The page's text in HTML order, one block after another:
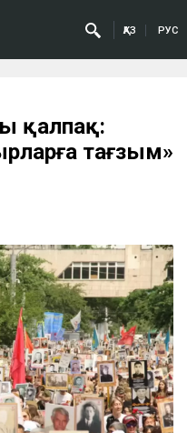
ҚАЗ РУС
қалпақ:
тағзым»